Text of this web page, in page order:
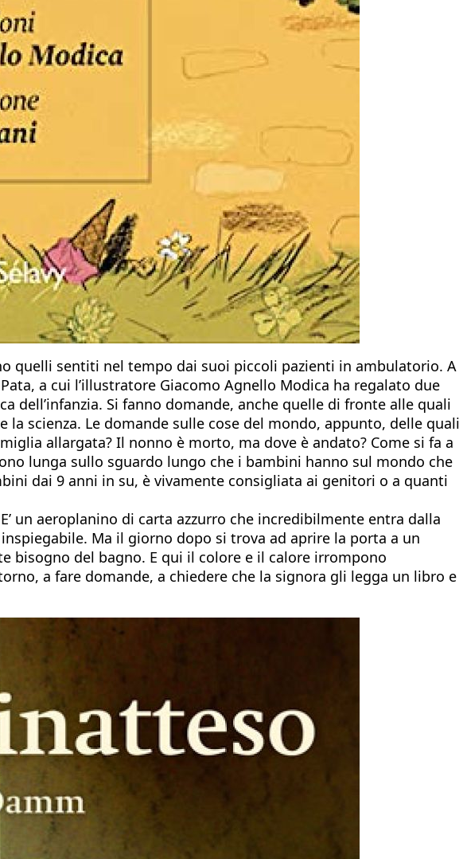
quelli sentiti nel tempo dai suoi piccoli pazienti in ambulatorio. A
a cui l’illustratore Giacomo Agnello Modica ha regalato due
dell’infanzia. Si fanno domande, anche quelle di fronte alle quali
scienza. Le domande sulle cose del mondo, appunto, delle quali
allargata? Il nonno è morto, ma dove è andato? Come si fa a
lunga sullo sguardo lungo che i bambini hanno sul mondo che
dai 9 anni in su, è vivamente consigliata ai genitori o a quanti
un aeroplanino di carta azzurro che incredibilmente entra dalla
Ma il giorno dopo si trova ad aprire la porta a un
bisogno del bagno. E qui il colore e il calore irrompono
a fare domande, a chiedere che la signora gli legga un libro e